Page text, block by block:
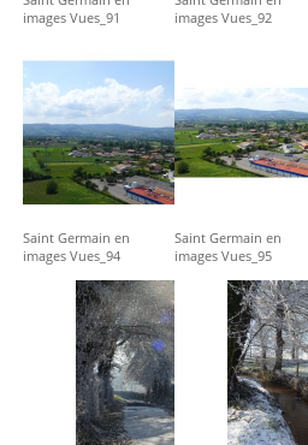
images Vues_91
images Vues_92
Saint Germain en
images Vues_94
Saint Germain en
images Vues_95